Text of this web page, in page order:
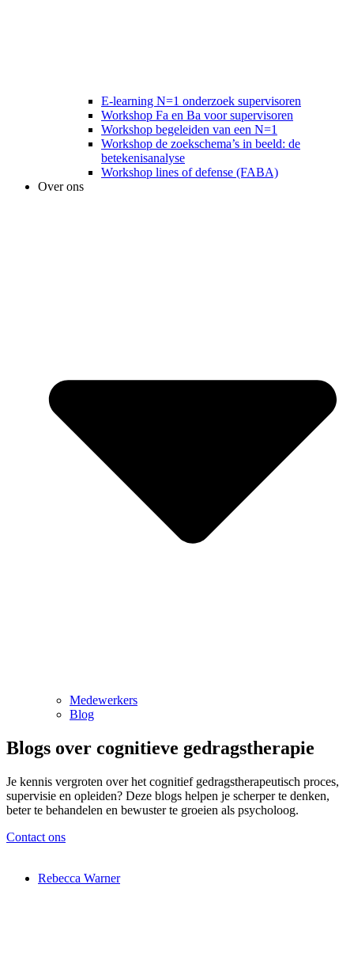
E-learning N=1 onderzoek supervisoren
Workshop Fa en Ba voor supervisoren
Workshop begeleiden van een N=1
Workshop de zoekschema’s in beeld: de
betekenisanalyse
Workshop lines of defense (FABA)
Over ons
Medewerkers
Blog
Blogs over cognitieve gedragstherapie
Je kennis vergroten over het cognitief gedragstherapeutisch proces,
supervisie en opleiden? Deze blogs helpen je scherper te denken,
beter te behandelen en bewuster te groeien als psycholoog.
Contact ons
Rebecca Warner